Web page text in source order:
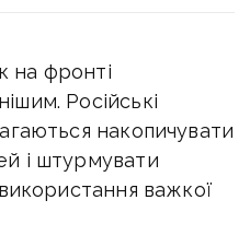
на фронті
Російські
накопичувати
і штурмувати
використання важкої